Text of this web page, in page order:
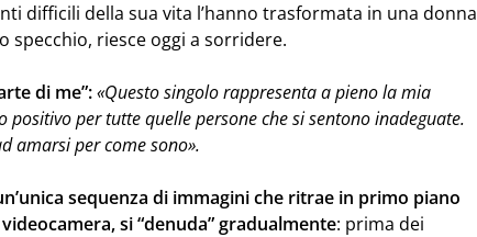
difficili della sua vita l’hanno trasformata in una donna
specchio, riesce oggi a sorridere.
di me”:«Questo singolo rappresenta a pieno la mia
positivo per tutte quelle persone che si sentono inadeguate.
amarsi per come sono».
sequenza di immagini che ritrae in primo piano
si “denuda” gradualmente: prima dei